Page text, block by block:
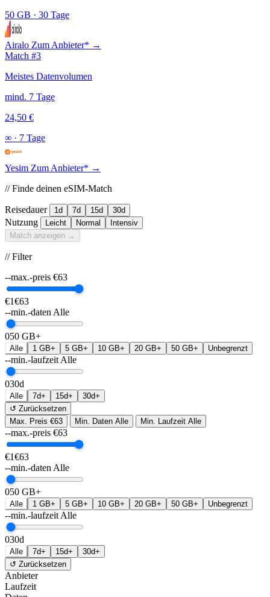
50 GB · 30 Tage
Airalo Zum Anbieter* →
Match #3
Meistes Datenvolumen
mind. 7 Tage
24,50 €
∞ · 7 Tage
Yesim Zum Anbieter* →
// Finde deinen eSIM-Match
Reisedauer 1d 7d 15d 30d
Nutzung Leicht Normal
Intensiv
Match anzeigen →
// Filter
--max.-preis €63
€1€63
--min.-daten Alle
050 GB+
Alle 1 GB+ 5 GB+ 10 GB+ 20 GB+ 50 GB+ Unbegrenzt
--min.-laufzeit Alle
030d
Alle 7d+ 15d+
30d+
↺ Zurücksetzen
Max. Preis €63 Min. Daten Alle Min. Laufzeit Alle
--max.-preis €63
€1€63
--min.-daten Alle
050 GB+
Alle 1 GB+ 5 GB+ 10 GB+ 20 GB+ 50 GB+ Unbegrenzt
--min.-laufzeit Alle
030d
Alle 7d+ 15d+
30d+
↺ Zurücksetzen
Anbieter
Laufzeit